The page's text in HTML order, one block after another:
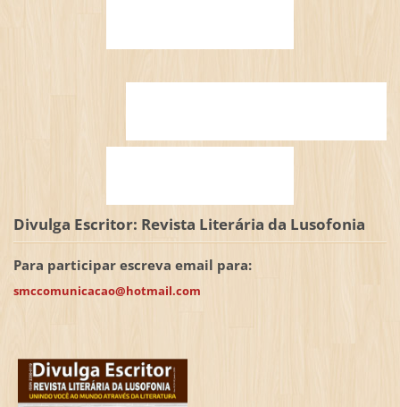
Divulga Escritor: Revista Literária da Lusofonia
Para participar escreva email para:
smccomunicacao@hotmail.com